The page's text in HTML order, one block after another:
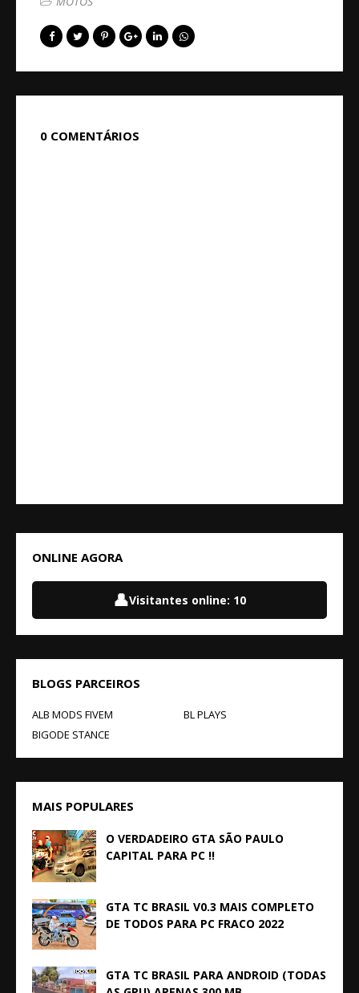
0 COMENTÁRIOS
ONLINE AGORA
👤Visitantes online: 10
BLOGS PARCEIROS
ALB MODS FIVEM
BL PLAYS
BIGODE STANCE
MAIS POPULARES
O VERDADEIRO GTA SÃO PAULO
CAPITAL PARA PC !!
GTA TC BRASIL V0.3 MAIS COMPLETO
DE TODOS PARA PC FRACO 2022
GTA TC BRASIL PARA ANDROID (TODAS